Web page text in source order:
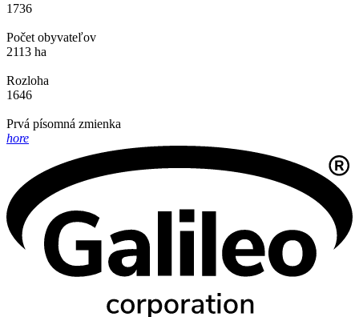
1736
Počet obyvateľov
2113 ha
Rozloha
1646
Prvá písomná zmienka
hore